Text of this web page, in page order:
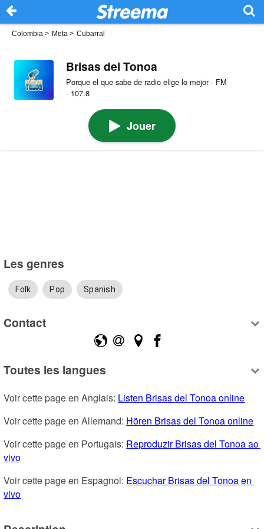
Colombia > Meta > Cubarral
Brisas del Tonoa
Porque el que sabe de radio elige lo mejor · FM
· 107.8
Jouer
Les genres
Folk Pop Spanish
Contact
Toutes les langues
Voir cette page en Anglais: Listen Brisas del Tonoa online
Voir cette page en Allemand: Hören Brisas del Tonoa online
Voir cette page en Portugais: Reproduzir Brisas del Tonoa ao
vivo
Voir cette page en Espagnol: Escuchar Brisas del Tonoa en
vivo